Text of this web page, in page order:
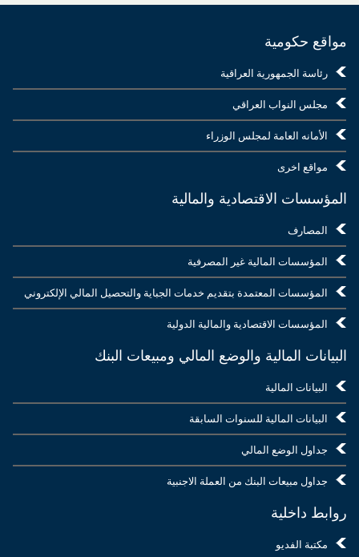
مواقع حكومية
رئاسة الجمهورية العراقية
مجلس النواب العراقي
الأمانه العامة لمجلس الوزراء
مواقع اخرى
المؤسسات الاقتصادية والمالية
المصارف
المؤسسات المالية غير المصرفية
المؤسسات المعتمدة بتقديم خدمات الجباية والتحصيل المالي الإلكتروني
المؤسسات الاقتصادية والمالية الدولية
البيانات المالية والوضع المالي ومبيعات البنك
البيانات المالية
البيانات المالية للسنوات السابقة
جداول الوضع المالي
جداول مبيعات البنك من العملة الاجنبية
روابط داخلية
مكتبة الفديو